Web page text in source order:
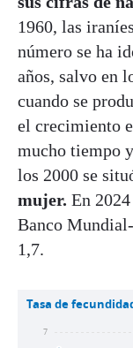
1960, las
número se ha
años, salvo en
cuando se
el crecimiento
mucho tiempo
los 2000 se
mujer. En
Banco
1,7.